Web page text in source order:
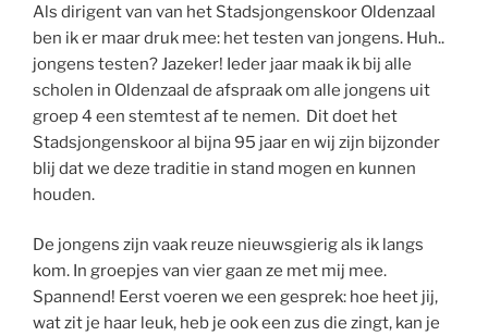
Als dirigent van van het Stadsjongenskoor Oldenzaal
ben ik er maar druk mee: het testen van jongens. Huh..
jongens testen? Jazeker! Ieder jaar maak ik bij alle
scholen in Oldenzaal de afspraak om alle jongens uit
groep 4 een stemtest af te nemen. Dit doet het
Stadsjongenskoor al bijna 95 jaar en wij zijn bijzonder
blij dat we deze traditie in stand mogen en kunnen
houden.
De jongens zijn vaak reuze nieuwsgierig als ik langs
kom. In groepjes van vier gaan ze met mij mee.
Spannend! Eerst voeren we een gesprek: hoe heet jij,
wat zit je haar leuk, heb je ook een zus die zingt, kan je